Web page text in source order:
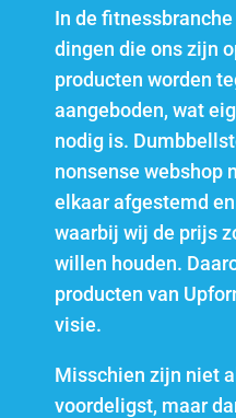
In de
dingen die ons zijn
producten worden
aangeboden, wat
nodig is.
nonsense webshop
elkaar afgestemd
waarbij wij de prijs
willen houden.
producten van
visie.
Misschien zijn niet
voordeligst, maar